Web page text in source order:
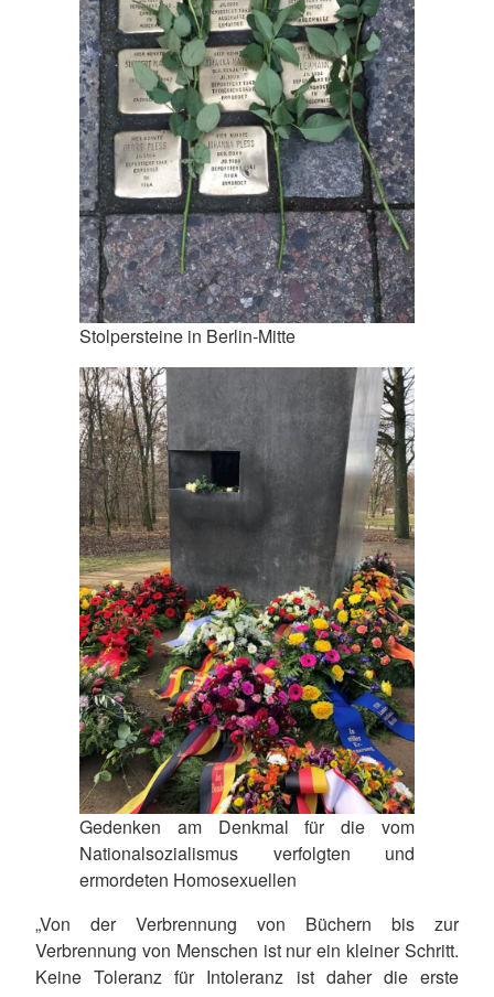
Stolpersteine in Berlin-Mitte
Gedenken am Denkmal für die vom
Nationalsozialismus verfolgten und
ermordeten Homosexuellen
„Von der Verbrennung von Büchern bis zur
Verbrennung von Menschen ist nur ein kleiner Schritt.
Keine Toleranz für Intoleranz ist daher die erste